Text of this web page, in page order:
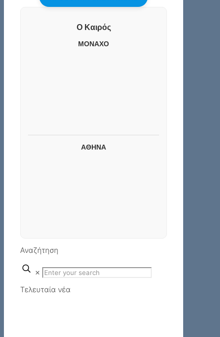
Ο Καιρός
ΜΟΝΑΧΟ
ΑΘΗΝΑ
Αναζήτηση
✕
Τελευταία νέα